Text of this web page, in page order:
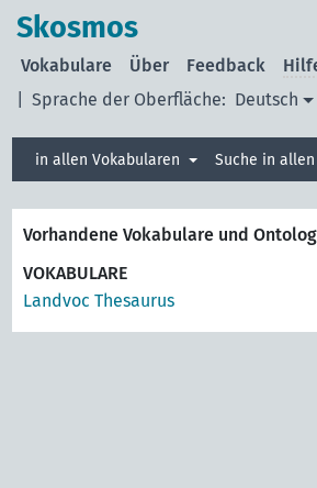
Skosmos
Sprache der Oberfläche: Deutsch
Vokabulare Über Feedback
in allen Vokabularen Suche in
Vorhandene Vokabulare und
VOKABULARE
Landvoc Thesaurus